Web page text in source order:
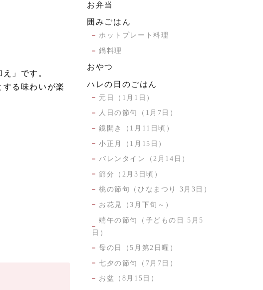
」です。
る味わいが楽
お弁当
囲みごはん
ホットプレート料理
鍋料理
おやつ
ハレの日のごはん
元日（1月1日）
人日の節句（1月7日）
鏡開き（1月11日頃）
小正月（1月15日）
バレンタイン（2月14日）
節分（2月3日頃）
桃の節句（ひなまつり 3月3日）
お花見（3月下旬～）
端午の節句（子どもの日 5月5
日）
母の日（5月第2日曜）
七夕の節句（7月7日）
お盆（8月15日）